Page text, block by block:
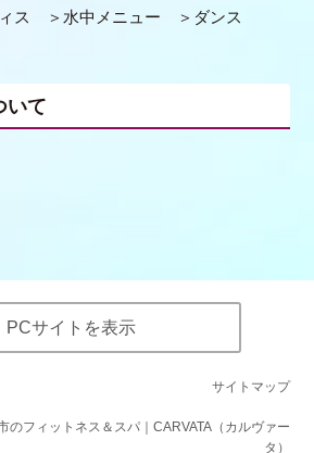
ス 水中メニュー
ダンス
いて
PCサイトを表示
サイトマップ
のフィットネス＆スパ｜CARVATA（カルヴァー
タ）